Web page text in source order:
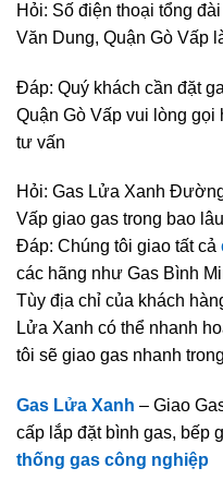
Hỏi: Số điện thoại tổng
Văn Dung, Quận Gò Vấp
Đáp: Quý khách cần đặt
Quận Gò Vấp vui lòng
tư vấn
Hỏi: Gas Lửa Xanh
Vấp giao gas trong bao
Đáp: Chúng tôi giao tất cả
các hãng như Gas Bình
Tùy địa chỉ của khách
Lửa Xanh có thể nhanh
tôi sẽ giao gas nhanh
Gas Lửa Xanh – Giao
cấp lắp đặt bình gas, bếp
thống gas công nghiệp